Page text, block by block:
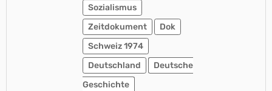
Sozialismus
Zeitdokument
Dok
Schweiz 1974
Deutschland
Deutsche
Geschichte